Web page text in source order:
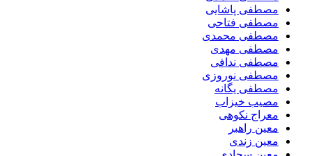
مصطفی پاشایی
مصطفی فتاحی
مصطفی محمدی
مصطفی مهدی
مصطفی ندافی
مصطفی نوروزی
مصطفی یگانه
مصیب خیزاب
معراج نکوهی
معین راهبر
معین زندی